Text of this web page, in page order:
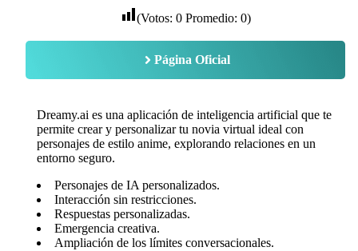
(Votos: 0Promedio: 0)
Página Oficial
Dreamy.ai es una aplicación de inteligencia artificial que te
permite crear y personalizar tu novia virtual ideal con
personajes de estilo anime, explorando relaciones en un
entorno seguro.
Personajes de IA personalizados.
Interacción sin restricciones.
Respuestas personalizadas.
Emergencia creativa.
Ampliación de los límites conversacionales.